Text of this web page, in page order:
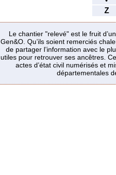
Z
Le chantier "relevé" est le fruit
Gen&O. Qu’ils soient remerciés
de partager l’information avec le
utiles pour retrouver ses ancêtres.
actes d’état civil numérisés et
départementales